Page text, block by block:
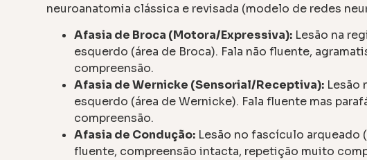
neuroanatomia clássica e revisada (modelo de redes
Afasia de Broca (Motora/Expressiva): Lesão na
esquerdo (área de Broca). Fala não fluente,
compreensão.
Afasia de Wernicke (Sensorial/Receptiva): Lesão
esquerdo (área de Wernicke). Fala fluente mas
compreensão.
Afasia de Condução: Lesão no fascículo arqueado
fluente, compreensão intacta, repetição muito